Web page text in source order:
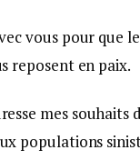
vous pour que
reposent en paix.
mes souhaits
populations